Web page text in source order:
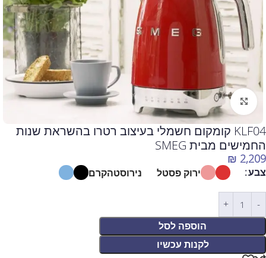
KLF04 קומקום חשמלי בעיצוב רטרו בהשראת שנות
החמישים מבית SMEG
₪ 2,209
צבע ירוק פסטל נירוסטהקרם
הוספה לסל
לקנות עכשיו
לחצו להגדלה